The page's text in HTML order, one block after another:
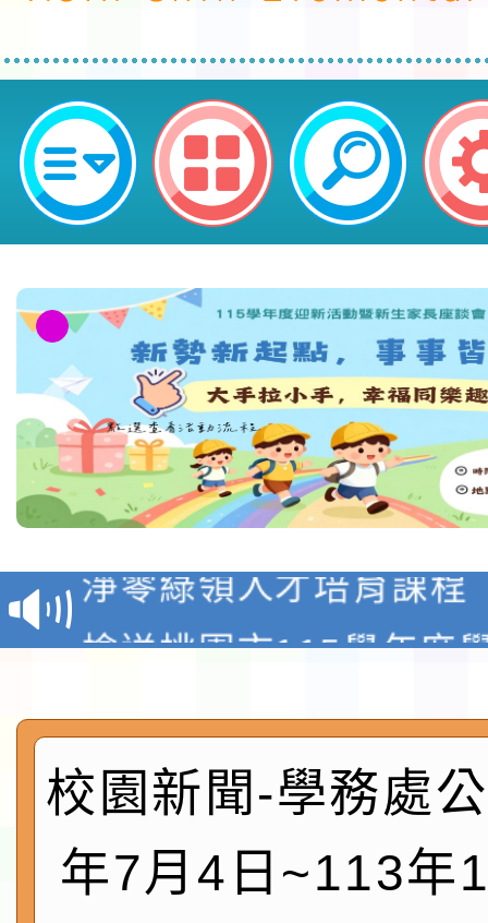
113年7月4日~113年10月13日於
舉辦「怪獸與大自然的奇幻世界」
區新勢國民小學
教育部校安中心白海豚
淨零綠領人才培育課程
檢送桃園市115學年度
實施要點各1份
函轉國家通訊傳播委
鎮韌性（防空）演習－
速演練執行計畫」
「115年金融知識線上
法」
本校115學年度第1學
校園新聞-學務處
年7月4日~113年